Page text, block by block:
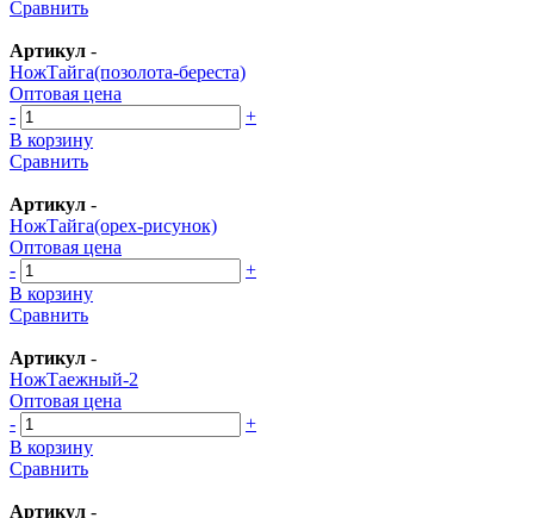
Сравнить
Артикул -
НожТайга(позолота-береста)
Оптовая цена
-
+
В корзину
Сравнить
Артикул -
НожТайга(орех-рисунок)
Оптовая цена
-
+
В корзину
Сравнить
Артикул -
НожТаежный-2
Оптовая цена
-
+
В корзину
Сравнить
Артикул -